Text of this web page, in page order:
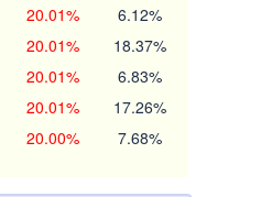
20.01% 6.12%
20.01% 18.37%
20.01% 6.83%
20.01% 17.26%
20.00% 7.68%